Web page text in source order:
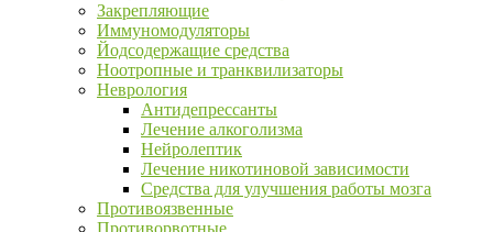
Закрепляющие
Иммуномодуляторы
Йодсодержащие средства
Ноотропные и транквилизаторы
Неврология
Антидепрессанты
Лечение алкоголизма
Нейролептик
Лечение никотиновой зависимости
Средства для улучшения работы мозга
Противоязвенные